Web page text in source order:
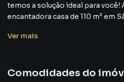
temos a solução ideal para
encantadora casa de 110 m² em
Vamos explorar juntos todas as
Características Principais do
Ver mais
Comodidades do